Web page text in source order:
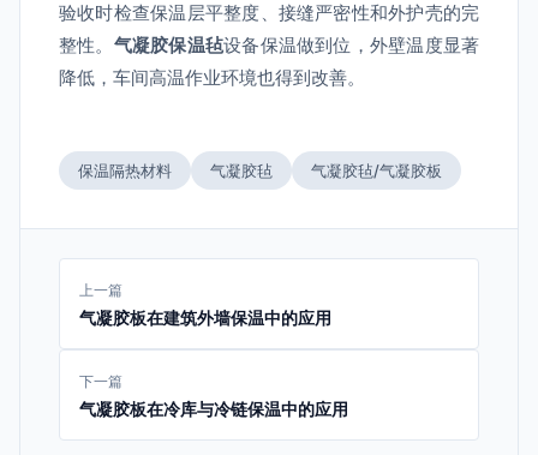
验收时检查保温层平整度、接缝严密性和外护壳的完
整性。 气凝胶保温毡设备保温做到位，外壁温度显著
降低，车间高温作业环境也得到改善。
保温隔热材料 气凝胶毡 气凝胶毡/气凝胶板
上一篇
气凝胶板在建筑外墙保温中的应用
下一篇
气凝胶板在冷库与冷链保温中的应用